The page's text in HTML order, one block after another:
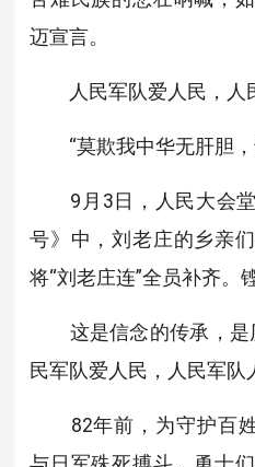
迈宣言。
人民军队爱人民，人
“莫欺我中华无肝胆，
9月3日，人民大会堂
号》中，刘老庄的乡亲
将“刘老庄连”全员补齐。
这是信念的传承，是
民军队爱人民，人民军队
82年前，为守护百姓